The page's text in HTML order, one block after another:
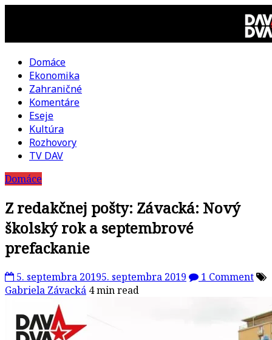
DAV
DVA
kultúrno-
politická
revue
Domáce
Ekonomika
Zahraničné
Komentáre
Eseje
Kultúra
Rozhovory
TV DAV
Domáce
Z redakčnej pošty: Závacká: Nový
školský rok a septembrové
prefackanie
5. septembra 20195. septembra 2019
1 Comment
Gabriela Závacká 4 min read